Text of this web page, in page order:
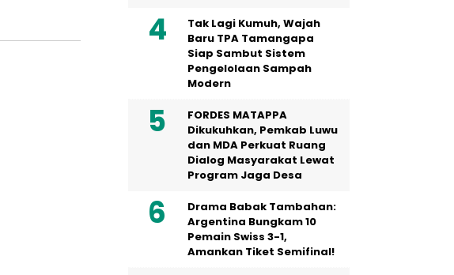
Tak Lagi Kumuh, Wajah
Baru TPA Tamangapa
Siap Sambut Sistem
Pengelolaan Sampah
Modern
FORDES MATAPPA
Dikukuhkan, Pemkab Luwu
dan MDA Perkuat Ruang
Dialog Masyarakat Lewat
Program Jaga Desa
Drama Babak Tambahan:
Argentina Bungkam 10
Pemain Swiss 3-1,
Amankan Tiket Semifinal!